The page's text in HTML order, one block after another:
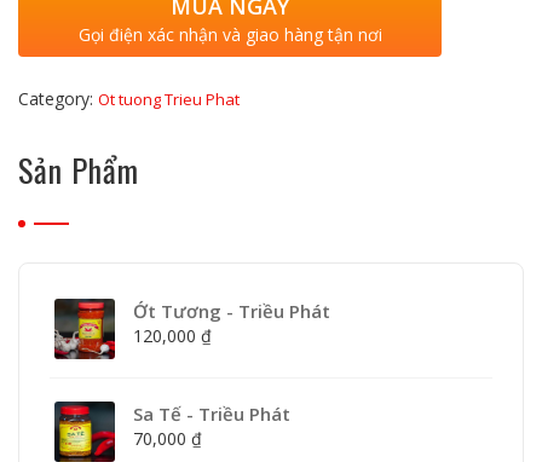
quantityGọi điện xác nhận và giao hàng tận nơi
Category: Ot tuong Trieu Phat
Sản Phẩm
Ớt Tương - Triều Phát
120,000 ₫
Sa Tế - Triều Phát
70,000 ₫